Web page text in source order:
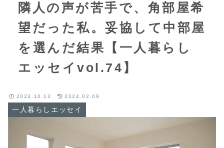
隣人の声が苦手で、角部屋希
望だった私。妥協して中部屋
を選んだ結果【一人暮らし
エッセイvol.74】
一人暮らしエッセイ
2023.10.13 2024.02.09